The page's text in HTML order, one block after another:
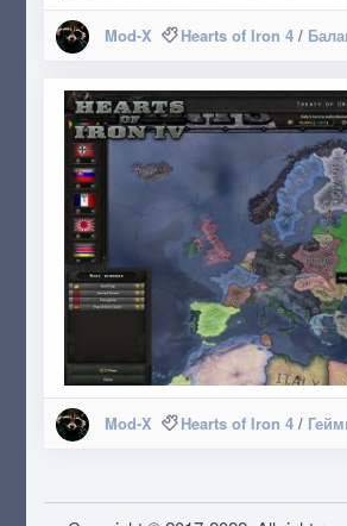
Mod-X Hearts of Iron 4/
Mod-X Hearts of Iron 4/